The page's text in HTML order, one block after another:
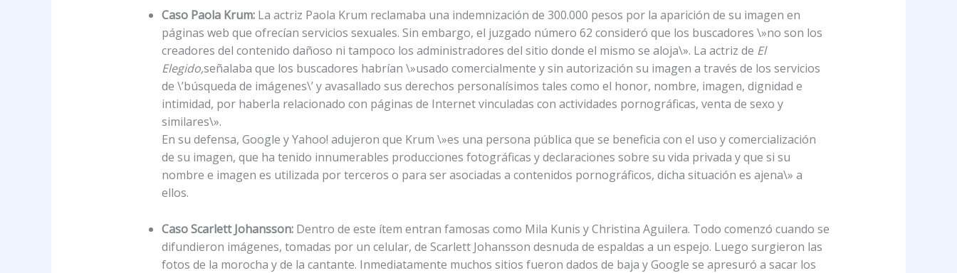
Caso Paola Krum: La actriz Paola Krum reclamaba una indemnización de 300.000 pesos por la aparición de su imagen en
páginas web que ofrecían servicios sexuales. Sin embargo, el juzgado número 62 consideró que los buscadores \»no son los
creadores del contenido dañoso ni tampoco los administradores del sitio donde el mismo se aloja\». La actriz de El
Elegido,señalaba que los buscadores habrían \»usado comercialmente y sin autorización su imagen a través de los servicios
de \’búsqueda de imágenes\’ y avasallado sus derechos personalísimos tales como el honor, nombre, imagen, dignidad e
intimidad, por haberla relacionado con páginas de Internet vinculadas con actividades pornográficas, venta de sexo y
similares\».
En su defensa, Google y Yahoo! adujeron que Krum \»es una persona pública que se beneficia con el uso y comercialización
de su imagen, que ha tenido innumerables producciones fotográficas y declaraciones sobre su vida privada y que si su
nombre e imagen es utilizada por terceros o para ser asociadas a contenidos pornográficos, dicha situación es ajena\» a
ellos.
Caso Scarlett Johansson: Dentro de este ítem entran famosas como Mila Kunis y Christina Aguilera. Todo comenzó cuando se
difundieron imágenes, tomadas por un celular, de Scarlett Johansson desnuda de espaldas a un espejo. Luego surgieron las
fotos de la morocha y de la cantante. Inmediatamente muchos sitios fueron dados de baja y Google se apresuró a sacar los